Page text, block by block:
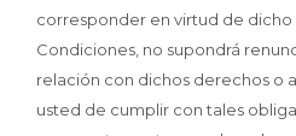
corresponder en virtud de dicho
Condiciones, no supondrá
relación con dichos derechos o
usted de cumplir con tales